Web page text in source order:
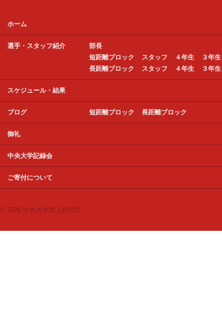
ホーム
選手・スタッフ紹介
部長
短距離ブロック
スタッフ ４年生
３年生
長距離ブロック
スタッフ ４年生 ３年生
スケジュール・結果
ブログ 短距離ブロック 長距離ブロック
御礼
中央大学記録会
ご寄付について
© 2026 中央大学陸上競技部